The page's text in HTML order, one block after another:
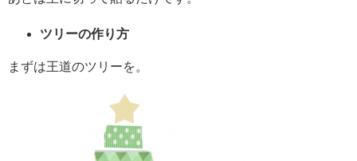
ツリーの作り方
まずは王道のツリーを。